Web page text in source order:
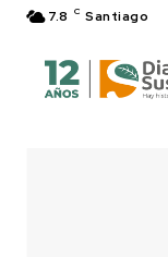
7.8 C Santiago